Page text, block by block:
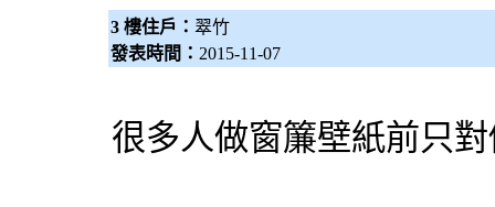
3 樓住戶： 翠竹
發表時間： 2015-11-07
很多人做窗簾壁紙前只